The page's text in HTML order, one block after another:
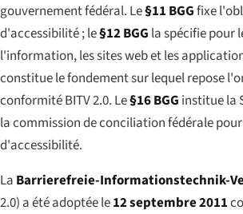
gouvernement fédéral. Le§11 BGGfixe
d'accessibilité ; le§12 BGG la spécifie pour
l'information, les sites web et les
constitue le fondement sur lequel repose
conformité BITV 2.0. Le§16 BGG institue la
la commission de conciliation fédérale
d'accessibilité.
La Barrierefreie-Informationstechnik-
2.0) a été adoptée le12 septembre 2011